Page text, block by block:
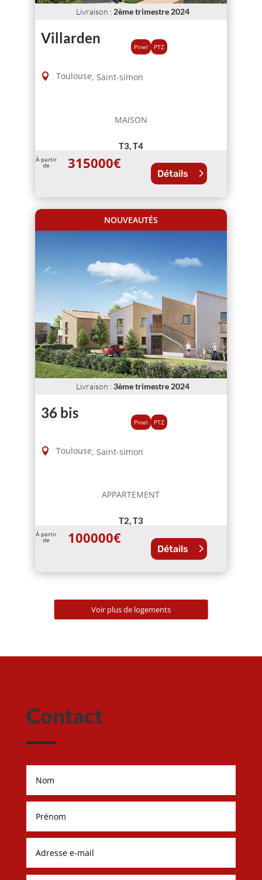
Livraison : 2ème trimestre 2024
Villarden
Pinel PTZ
Toulouse, Saint-simon
MAISON
T3, T4
À partir
de 315000€
Détails
NOUVEAUTÉS
Livraison :3ème trimestre 2024
36 bis
Pinel PTZ
Toulouse, Saint-simon
APPARTEMENT
T2, T3
À partir
de 100000€
Détails
Voir plus de logements
Contact